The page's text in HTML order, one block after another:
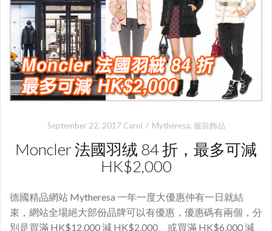
September 22, 2017 Carol Mytheresa, 服裝飾品
Moncler 法國羽绒 84 折，最多可減
HK$2,000
德國精品網站 Mytheresa 一年一度大優惠仲有一日就結
束，網站全場絕大部份品牌可以有優惠，優惠碼有兩個，分
別是買滿 HK$12,000 減 HK$2,000、或買滿 HK$6,000 減